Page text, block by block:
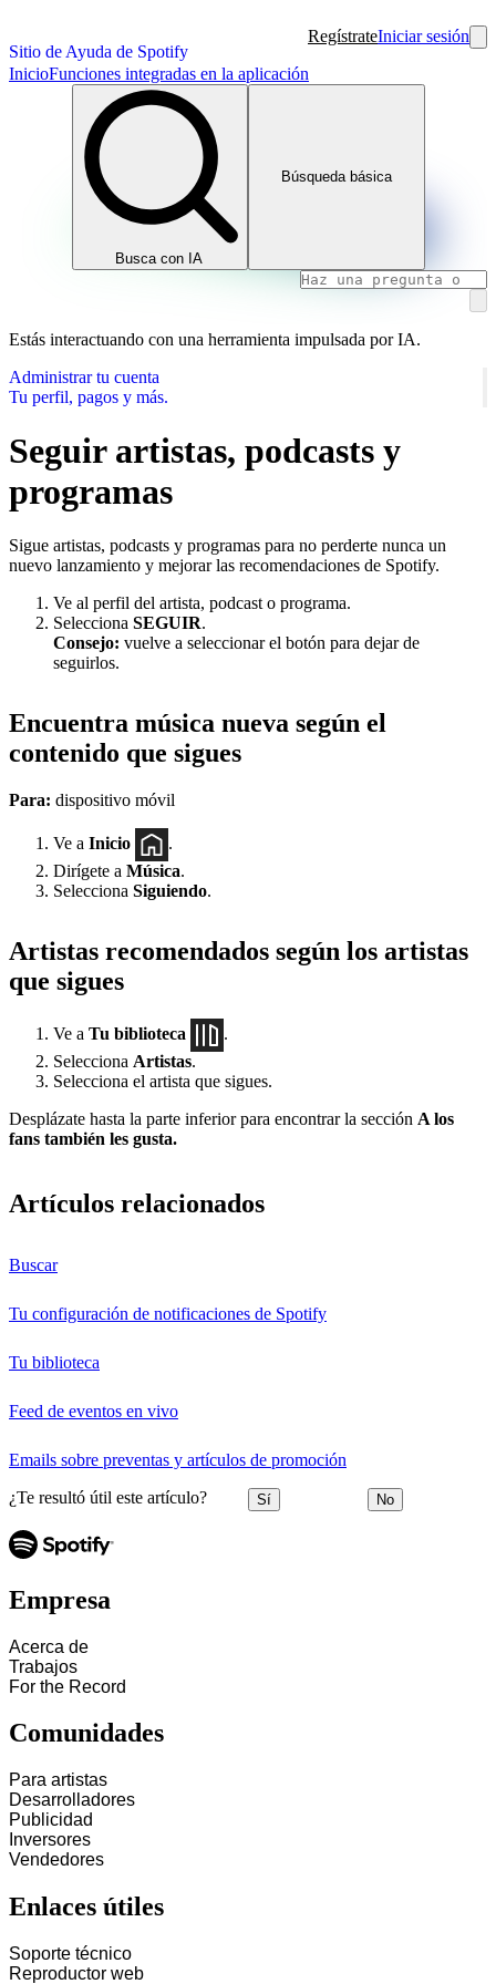
Sitio de Ayuda de Spotify
RegístrateIniciar sesión
InicioFunciones integradas en la aplicación
Busca con IA
Búsqueda básica
Estás interactuando con una herramienta impulsada por IA.
Administrar tu cuenta
Tu perfil, pagos y más.
Seguir artistas, podcasts y
programas
Sigue artistas, podcasts y programas para no perderte nunca un
nuevo lanzamiento y mejorar las recomendaciones de Spotify.
Ve al perfil del artista, podcast o programa.
Selecciona SEGUIR.
Consejo: vuelve a seleccionar el botón para dejar de
seguirlos.
Encuentra música nueva según el
contenido que sigues
Para: dispositivo móvil
Ve a Inicio
.
Dirígete a Música.
Selecciona Siguiendo.
Artistas recomendados según los artistas
que sigues
Ve a Tu biblioteca
.
Selecciona Artistas.
Selecciona el artista que sigues.
Desplázate hasta la parte inferior para encontrar la sección A los
fans también les gusta.
Artículos relacionados
Buscar
Tu configuración de notificaciones de Spotify
Tu biblioteca
Feed de eventos en vivo
Emails sobre preventas y artículos de promoción
¿Te resultó útil este artículo? Sí No
Empresa
Acerca de
Trabajos
For the Record
Comunidades
Para artistas
Desarrolladores
Publicidad
Inversores
Vendedores
Enlaces útiles
Soporte técnico
Reproductor web